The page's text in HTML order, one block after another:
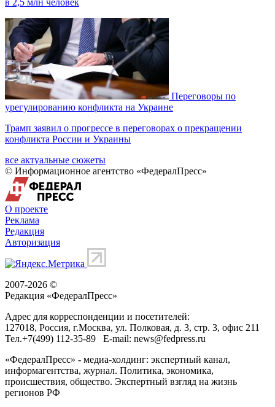
Переговоры по
урегулированию конфликта на Украине
Трамп заявил о прогрессе в переговорах о прекращении
конфликта России и Украины
все актуальные сюжеты
© Информационное агентство «ФедералПресс»
О проекте
Реклама
Редакция
Авторизация
2007-2026 ©
Редакция «ФедералПресс»
Адрес для корреспонденции и посетителей:
127018, Россия, г.Москва, ул. Полковая, д. 3, стр. 3, офис 211
Тел.+7(499) 112-35-89 E-mail: news@fedpress.ru
«ФедералПресс» - медиа-холдинг: экспертный канал,
информагентства, журнал. Политика, экономика,
происшествия, общество. Экспертный взгляд на жизнь
регионов РФ